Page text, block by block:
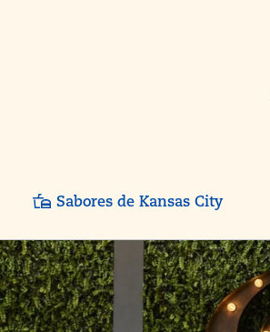
Sabores de Kansas City